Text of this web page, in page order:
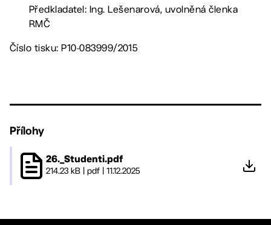
Předkladatel: Ing. Lešenarová, uvolněná členka
RMČ
Číslo tisku: P10-083999/2015
Přílohy
26._Studenti.pdf
214.23 kB pdf 11.12.2025